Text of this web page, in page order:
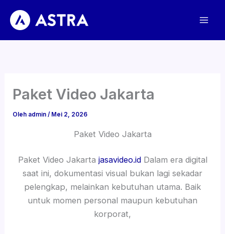
konten
Paket Video Jakarta
Oleh admin/ Mei 2, 2026
Paket Video Jakarta
Paket Video Jakarta jasavideo.idDalam era digital
saat ini, dokumentasi visual bukan lagi sekadar
pelengkap, melainkan kebutuhan utama. Baik
untuk momen personal maupun kebutuhan
korporat,